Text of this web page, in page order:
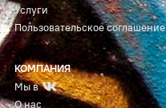
Услуги
Пользовательское соглашение
КОМПАНИЯ
Мы в
О нас